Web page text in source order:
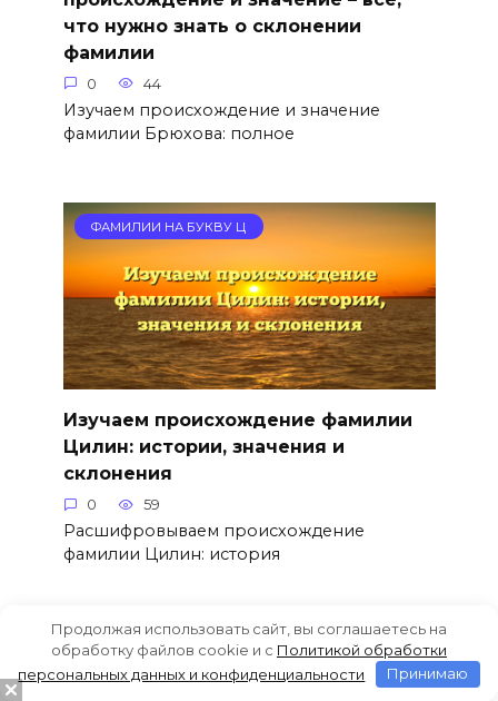
что нужно знать о склонении
фамилии
0 44
Изучаем происхождение и значение
фамилии Брюхова: полное
ФАМИЛИИ НА БУКВУ Ц
Изучаем происхождение фамилии
Цилин: истории, значения и
склонения
0 59
Расшифровываем происхождение
фамилии Цилин: история
ФАМИЛИИ НА БУКВУ Ц
Продолжая использовать сайт, вы соглашаетесь на
обработку файлов cookie и c Политикой обработки
персональных данных и конфиденциальности
Принимаю